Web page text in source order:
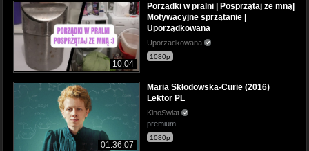
10:04
Porządki w pralni | Posprzątaj ze mną|
Motywacyjne sprzątanie |
Uporządkowana
Uporzadkowana
1080p
01:36:07
Maria Skłodowska-Curie (2016)
Lektor PL
KinoSwiat
premium
1080p